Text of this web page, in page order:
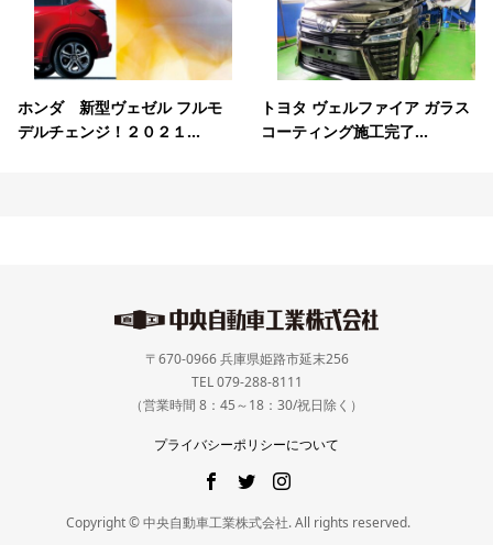
ホンダ 新型ヴェゼル フルモ
デルチェンジ！２０２１...
トヨタ ヴェルファイア ガラス
コーティング施工完了...
〒670-0966 兵庫県姫路市延末256
TEL 079-288-8111
（営業時間 8：45～18：30/祝日除く）
プライバシーポリシーについて
Copyright © 中央自動車工業株式会社. All rights reserved.